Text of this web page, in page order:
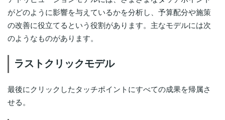
がどのように影響を与えているかを分析し、予算配分や施策
の改善に役立てるという役割があります。主なモデルには次
のようなものがあります。
ラストクリックモデル
最後にクリックしたタッチポイントにすべての成果を帰属さ
せる。